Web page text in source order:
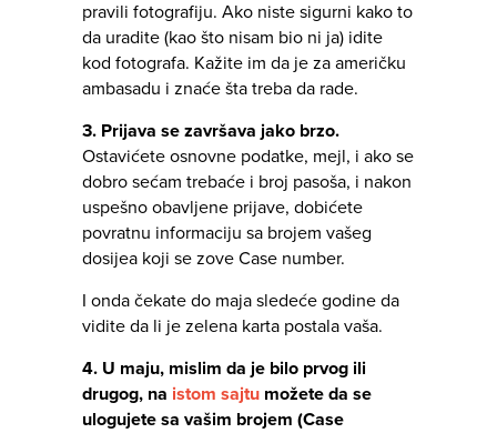
pravili fotografiju. Ako niste sigurni kako to
da uradite (kao što nisam bio ni ja) idite
kod fotografa. Kažite im da je za američku
ambasadu i znaće šta treba da rade.
3. Prijava se završava jako brzo.
Ostavićete osnovne podatke, mejl, i ako se
dobro sećam trebaće i broj pasoša, i nakon
uspešno obavljene prijave, dobićete
povratnu informaciju sa brojem vašeg
dosijea koji se zove Case number.
I onda čekate do maja sledeće godine da
vidite da li je zelena karta postala vaša.
4. U maju, mislim da je bilo prvog ili
drugog, na istom sajtu možete da se
ulogujete sa vašim brojem (Case